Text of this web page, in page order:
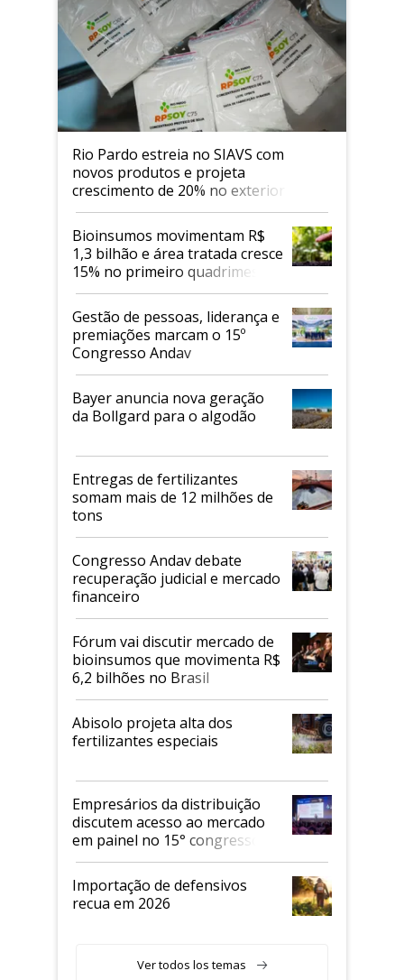
Rio Pardo estreia no SIAVS com
novos produtos e projeta
crescimento de 20% no exterior
Bioinsumos movimentam R$
1,3 bilhão e área tratada cresce
15% no primeiro quadrimestre
de 2026
Gestão de pessoas, liderança e
premiações marcam o 15º
Congresso Andav
Bayer anuncia nova geração
da Bollgard para o algodão
Entregas de fertilizantes
somam mais de 12 milhões de
tons
Congresso Andav debate
recuperação judicial e mercado
financeiro
Fórum vai discutir mercado de
bioinsumos que movimenta R$
6,2 bilhões no Brasil
Abisolo projeta alta dos
fertilizantes especiais
Empresários da distribuição
discutem acesso ao mercado
em painel no 15° congresso
Andav
Importação de defensivos
recua em 2026
Ver todos los temas